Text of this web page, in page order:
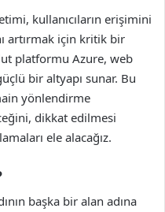
kullanıcıların erişimini
artırmak için kritik bir
platformu Azure, web
bir altyapı sunar. Bu
yönlendirme
dikkat edilmesi
ele alacağız.
başka bir alan adına